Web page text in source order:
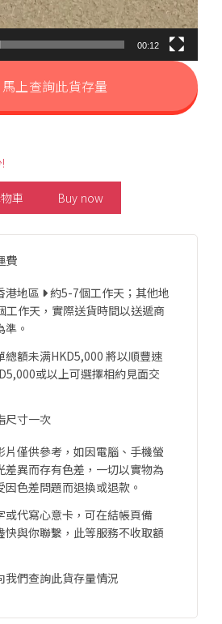
00:12
馬上查詢此貨存量
Emerald Diamond Pendant 數量
車 Buy now
費
港地區
約5-7個工作天；其他地
工作天，實際送貨時間以送遞商
。
總額未满HKD5,000 將以順豐速
或以上可選擇相約見面交
尺寸一次
片僅供參考，如因電腦、手機螢
差異而存有色差，一切以實物為
因色差問題而退換或退款。
或代寫心意卡，可在結帳頁備
快與你聯繫，此等服務不收取額
我們查詢此貨存量情況